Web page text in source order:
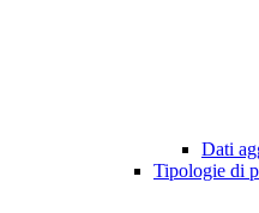
Dati
Tipologie di